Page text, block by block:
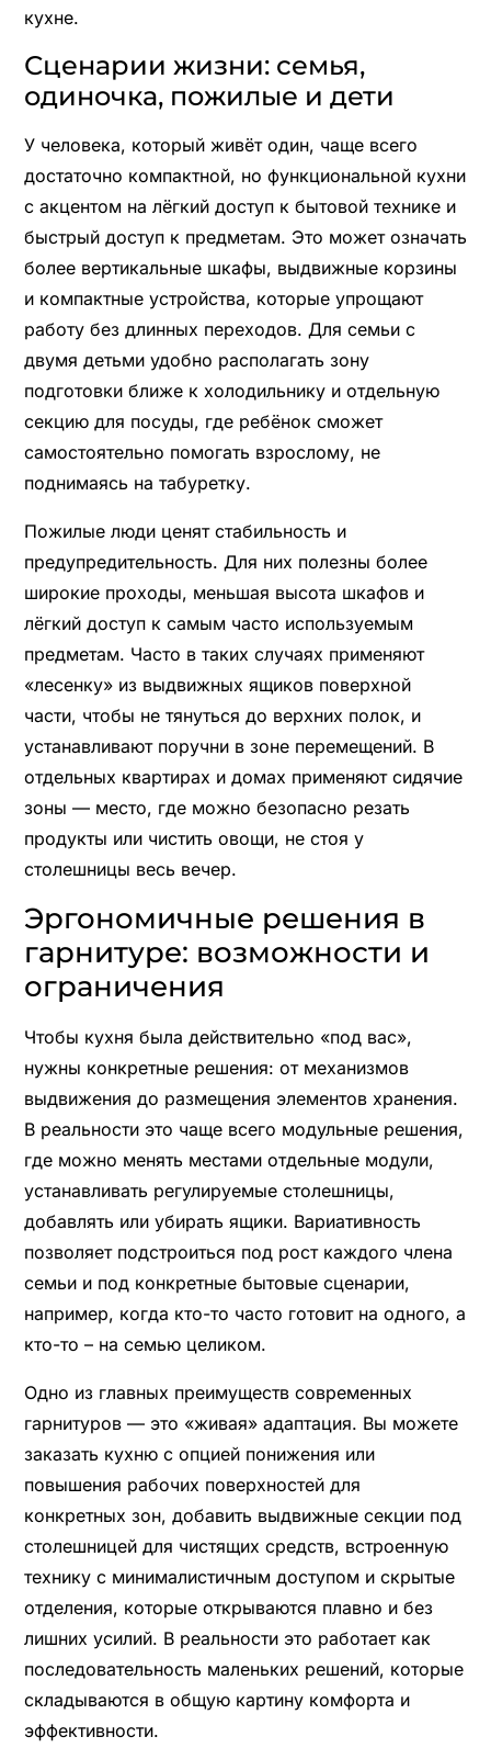
кухне.
Сценарии жизни: семья,
одиночка, пожилые и дети
У человека, который живёт один, чаще всего
достаточно компактной, но функциональной кухни
с акцентом на лёгкий доступ к бытовой технике и
быстрый доступ к предметам. Это может означать
более вертикальные шкафы, выдвижные корзины
и компактные устройства, которые упрощают
работу без длинных переходов. Для семьи с
двумя детьми удобно располагать зону
подготовки ближе к холодильнику и отдельную
секцию для посуды, где ребёнок сможет
самостоятельно помогать взрослому, не
поднимаясь на табуретку.
Пожилые люди ценят стабильность и
предупредительность. Для них полезны более
широкие проходы, меньшая высота шкафов и
лёгкий доступ к самым часто используемым
предметам. Часто в таких случаях применяют
«лесенку» из выдвижных ящиков поверхной
части, чтобы не тянуться до верхних полок, и
устанавливают поручни в зоне перемещений. В
отдельных квартирах и домах применяют сидячие
зоны — место, где можно безопасно резать
продукты или чистить овощи, не стоя у
столешницы весь вечер.
Эргономичные решения в
гарнитуре: возможности и
ограничения
Чтобы кухня была действительно «под вас»,
нужны конкретные решения: от механизмов
выдвижения до размещения элементов хранения.
В реальности это чаще всего модульные решения,
где можно менять местами отдельные модули,
устанавливать регулируемые столешницы,
добавлять или убирать ящики. Вариативность
позволяет подстроиться под рост каждого члена
семьи и под конкретные бытовые сценарии,
например, когда кто-то часто готовит на одного, а
кто-то – на семью целиком.
Одно из главных преимуществ современных
гарнитуров — это «живая» адаптация. Вы можете
заказать кухню с опцией понижения или
повышения рабочих поверхностей для
конкретных зон, добавить выдвижные секции под
столешницей для чистящих средств, встроенную
технику с минималистичным доступом и скрытые
отделения, которые открываются плавно и без
лишних усилий. В реальности это работает как
последовательность маленьких решений, которые
складываются в общую картину комфорта и
эффективности.